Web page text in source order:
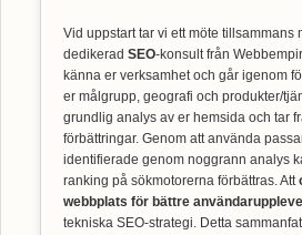
Vid uppstart tar vi ett möte tillsammans
dedikerad SEO-konsult från
känna er verksamhet och går igenom
er målgrupp, geografi och produkter/
grundlig analys av er hemsida och tar
förbättringar. Genom att använda
identifierade genom noggrann analys
ranking på sökmotorerna förbättras. Att
webbplats för bättre
tekniska SEO-strategi. Detta